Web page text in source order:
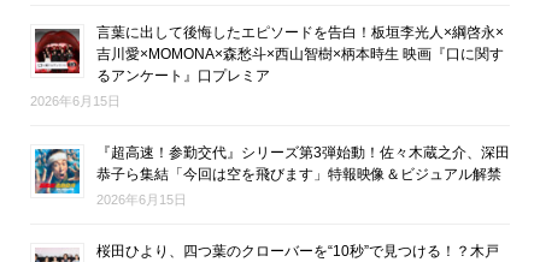
言葉に出して後悔したエピソードを告白！板垣李光人×綱啓永×
吉川愛×MOMONA×森愁斗×西山智樹×柄本時生 映画『口に関す
るアンケート』口プレミア
2026年6月15日
『超高速！参勤交代』シリーズ第3弾始動！佐々木蔵之介、深田
恭子ら集結「今回は空を飛びます」特報映像＆ビジュアル解禁
2026年6月15日
桜田ひより、四つ葉のクローバーを“10秒”で見つける！？木戸